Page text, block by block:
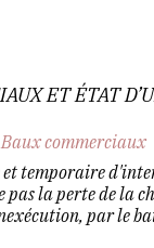
ET ÉTAT
Baux commerciaux
et temporaire
la perte de la
par le